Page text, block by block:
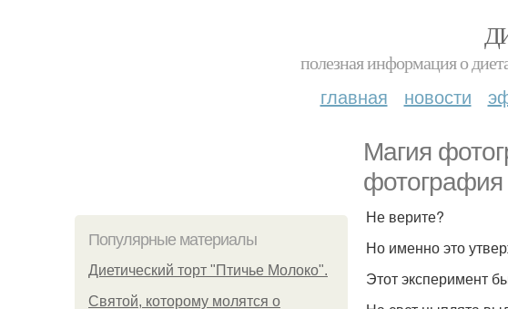
полезная информация о
главная новости
Магия
фотография
Популярные материалы
Диетический торт "Птичье Молоко".
Святой, которому молятся о
Не верите?
Но именно это
Этот эксперимент